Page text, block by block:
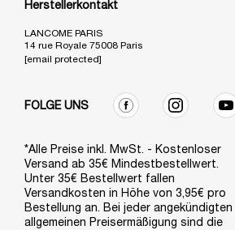
Herstellerkontakt
LANCOME PARIS
14 rue Royale 75008 Paris
[email protected]
FOLGE UNS
*Alle Preise inkl. MwSt. - Kostenloser
Versand ab 35€ Mindestbestellwert.
Unter 35€ Bestellwert fallen
Versandkosten in Höhe von 3,95€ pro
Bestellung an. Bei jeder angekündigten
allgemeinen Preisermäßigung sind die